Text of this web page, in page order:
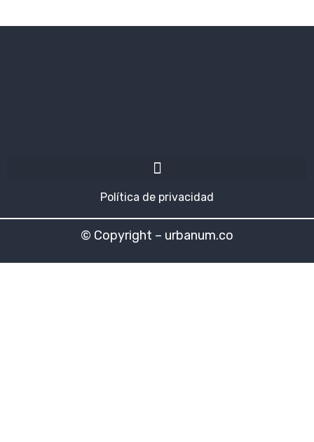
Política de privacidad
© Copyright – urbanum.co